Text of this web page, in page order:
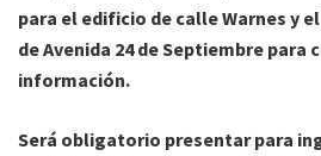
para el edificio de calle Warnes y el
de Avenida 24 de Septiembre para
información.
Será obligatorio presentar para